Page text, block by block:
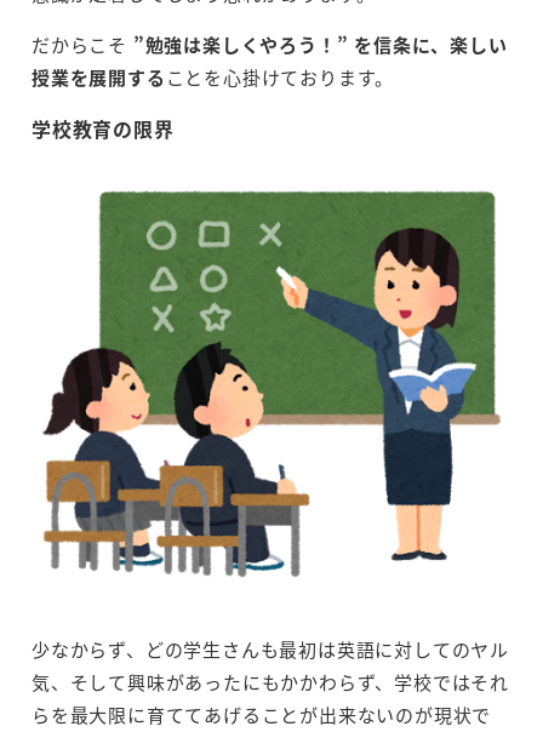
だからこそ ”勉強は楽しくやろう！” を信条に、楽しい
授業を展開する ことを心掛けております。
学校教育の限界
少なからず、どの学生さんも最初は英語に対してのヤル
気、そして興味があったにもかかわらず、学校ではそれ
らを最大限に育ててあげることが出来ないのが現状で